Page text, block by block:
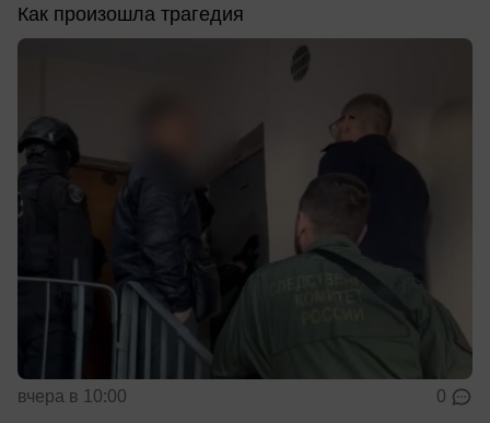
Как произошла трагедия
вчера в 10:00 0